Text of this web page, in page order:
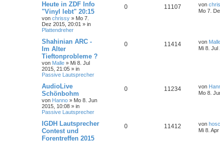
Heute in ZDF Info
"Vinyl lebt" 20:15
von chrissy » Mo 7.
Dez 2015, 20:01 » in
Plattendreher
0 11107 von
Mo 7.
Shahinian ARC -
Im Alter
Tieftonprobleme ?
von Malle » Mi 8. Jul
2015, 21:05 » in
Passive Lautsprecher
0 11414 von
Mi 8. Jul
AudioLive
Schönbohm
von Hanno » Mo 8. Jun
2015, 10:08 » in
Passive Lautsprecher
0 11234 von
Mo 8.
IGDH Lautsprecher
Contest und
Forentreffen 2015
0 11412 von
Mi 8.